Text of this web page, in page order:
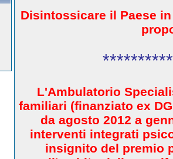
Disintossicare il Paese
L'Ambulatorio
familiari (finanziato ex
da agosto 2012 a
interventi integrati
insignito del premio